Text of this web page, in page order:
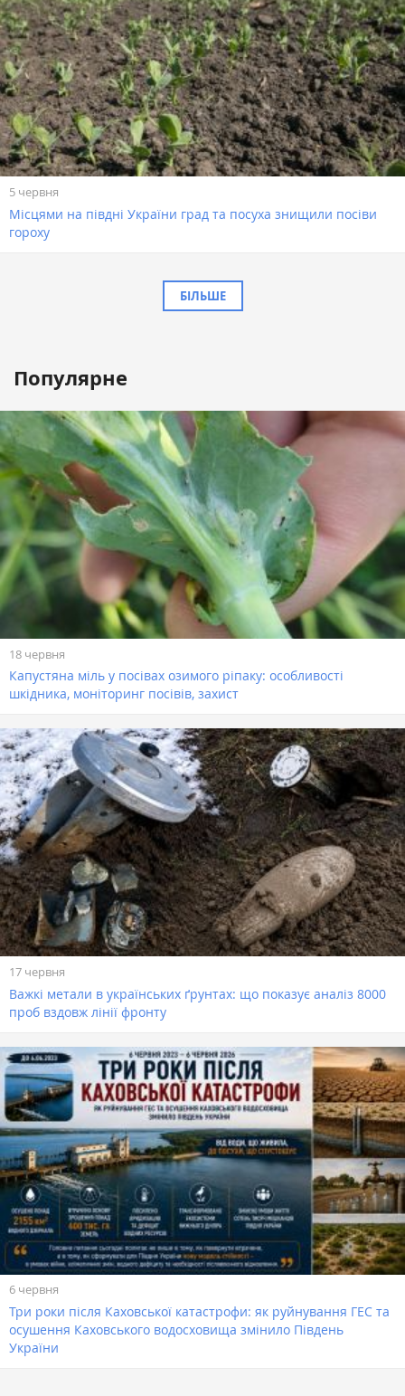
5 червня
Місцями на півдні України град та посуха знищили посіви
гороху
БІЛЬШЕ
Популярне
18 червня
Капустяна міль у посівах озимого ріпаку: особливості
шкідника, моніторинг посівів, захист
17 червня
Важкі метали в українських ґрунтах: що показує аналіз 8000
проб вздовж лінії фронту
6 червня
Три роки після Каховської катастрофи: як руйнування ГЕС та
осушення Каховського водосховища змінило Південь
України